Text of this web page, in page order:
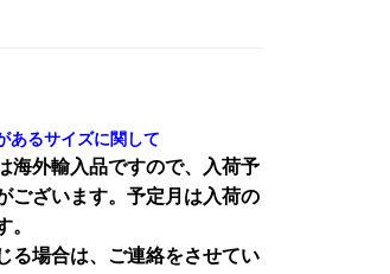
あるサイズに関して
海外輸入品ですので、入荷予
ございます。予定月は入荷の
。
る場合は、ご連絡をさせてい